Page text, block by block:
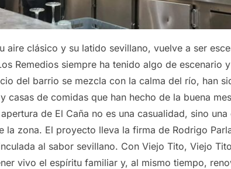
aire clásico y su latido sevillano, vuelve a ser
Remedios siempre ha tenido algo de escenario
del barrio se mezcla con la calma del río, han
casas de comidas que han hecho de la buena
de El Caña no es una casualidad, sino una
la zona. El proyecto lleva la firma de Rodrigo
al sabor sevillano. Con Viejo Tito, Viejo
vivo el espíritu familiar y, al mismo tiempo,